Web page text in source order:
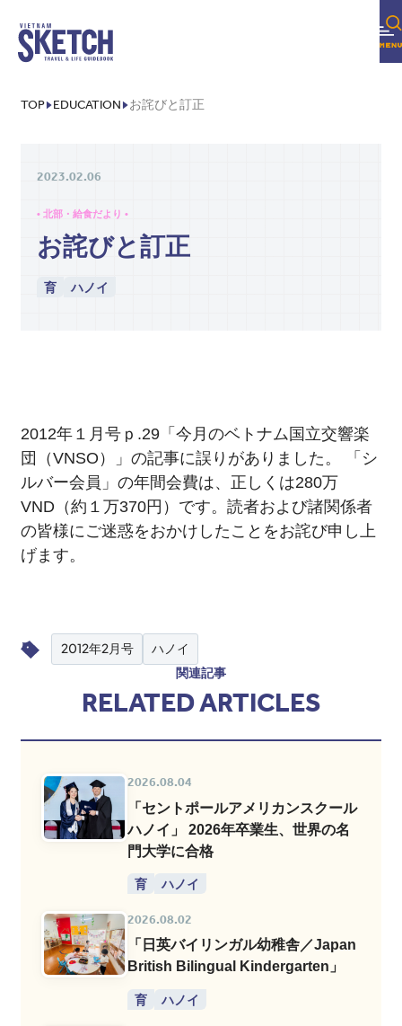
COLUMN
EDITOR'S PICK
FOLLOW US!
TOP EDUCATION お詫びと訂正
2023.02.06
• 北部・給食だより •
お詫びと訂正
育 ハノイ
2012年１月号ｐ.29「今月のベトナム国立交響楽
団（VNSO）」の記事に誤りがありました。 「シ
ルバー会員」の年間会費は、正しくは280万
VND（約１万370円）です。読者および諸関係者
の皆様にご迷惑をおかけしたことをお詫び申し上
げます。
2012年2月号 ハノイ
関連記事
RELATED ARTICLES
2026.08.04
「セントポールアメリカンスクール
ハノイ」 2026年卒業生、世界の名
門大学に合格
育 ハノイ
2026.08.02
「日英バイリンガル幼稚舎／Japan
British Bilingual Kindergarten」
育 ハノイ